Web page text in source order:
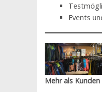
Events
Mehr als